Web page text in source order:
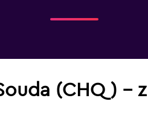
(CHQ) –